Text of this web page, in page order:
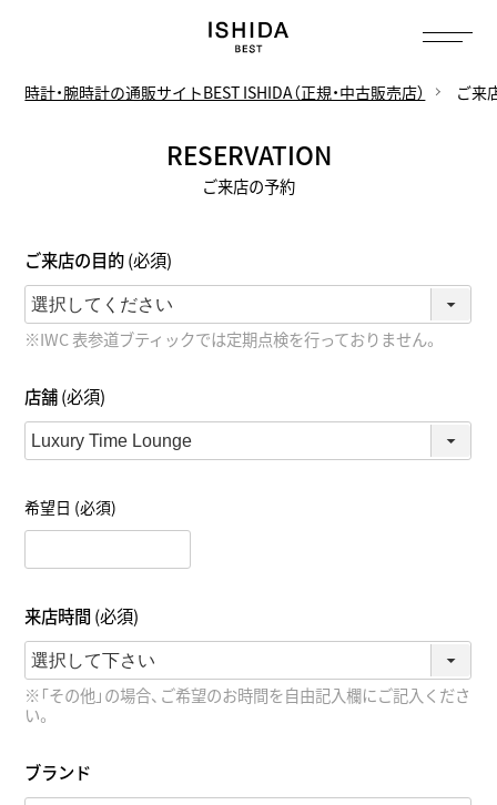
時計・腕時計の通販サイトBEST ISHIDA（正規・中古販売店） ご来
RESERVATION
ご来店の予約
ご来店の目的(必須)
※IWC 表参道ブティックでは定期点検を行っておりません。
店舗(必須)
希望日 (必須)
来店時間 (必須)
※「その他」の場合、ご希望のお時間を自由記入欄にご記入くださ
い。
ブランド
へ